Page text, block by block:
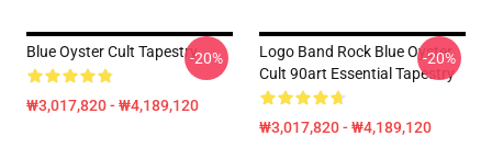
Blue Oyster Cult Tapestry
₩3,017,820 - ₩4,189,120
-20%
Logo Band Rock Blue Oyster
Cult 90art Essential Tapestry
₩3,017,820 - ₩4,189,120
-20%